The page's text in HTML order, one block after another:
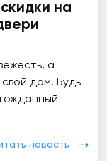
на
а
дом. Будь
новость